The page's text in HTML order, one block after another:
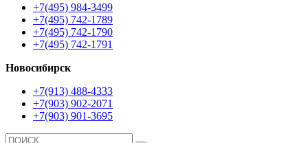
+7(495) 984-3499
+7(495) 742-1789
+7(495) 742-1790
+7(495) 742-1791
Новосибирск
+7(913) 488-4333
+7(903) 902-2071
+7(903) 901-3695